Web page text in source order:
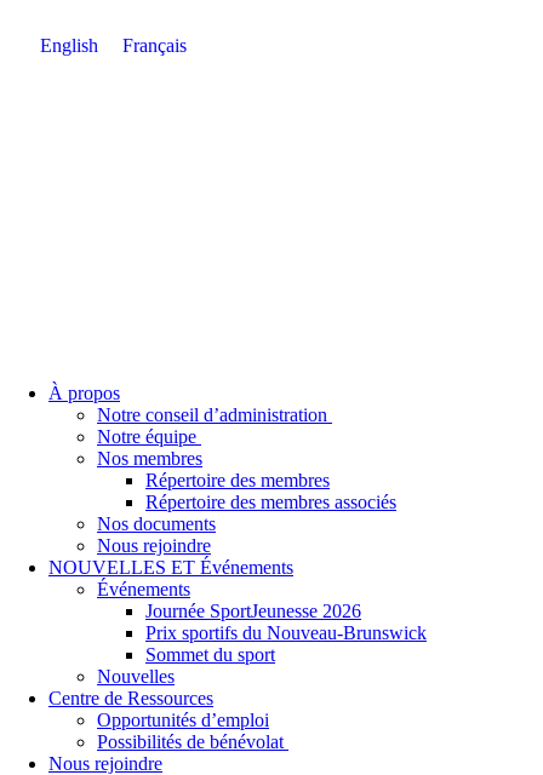
English Français
À propos
Notre conseil d’administration
Notre équipe
Nos membres
Répertoire des membres
Répertoire des membres associés
Nos documents
Nous rejoindre
NOUVELLES ET Événements
Événements
Journée SportJeunesse 2026
Prix sportifs du Nouveau-Brunswick
Sommet du sport
Nouvelles
Centre de Ressources
Opportunités d’emploi
Possibilités de bénévolat
Nous rejoindre